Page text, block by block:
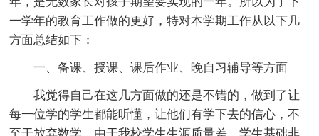
一学年的教育工作做的更好，特对本学期工作从以下几
方面总结如下：
一、备课、授课、课后作业、晚自习辅导等方面
我觉得自己在这几方面做的还是不错的，做到了让
每一位学的学生都能听懂，让他们有学下去的信心，不
至于放弃数学。由于我校学生生源质量差，学生基础非